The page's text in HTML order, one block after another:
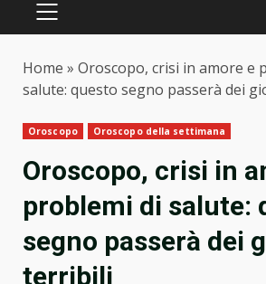
PRIMARY
Home » Oroscopo, crisi in amore e
salute: questo segno passerà dei
Oroscopo Oroscopo della settimana
Oroscopo, crisi in
problemi di salute:
segno passerà dei
terribili